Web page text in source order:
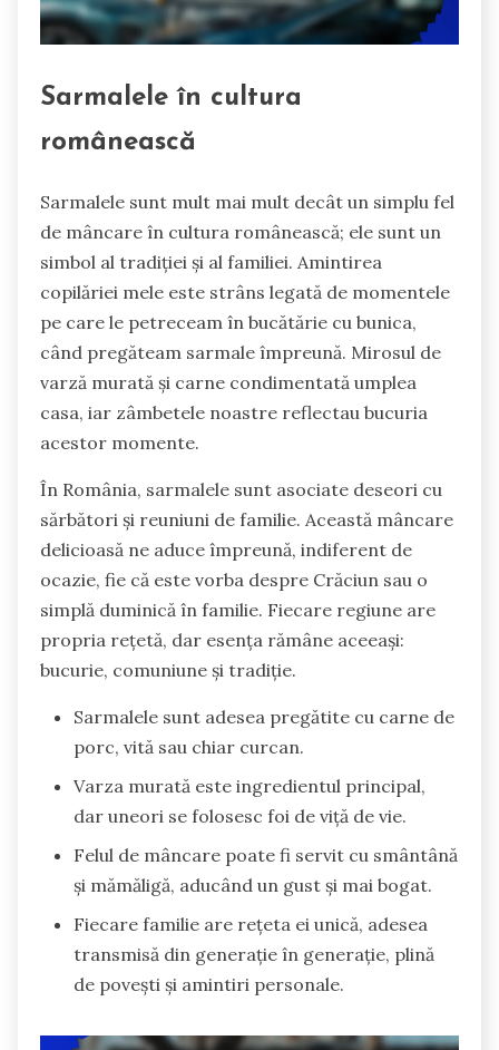
Sarmalele în cultura
românească
Sarmalele sunt mult mai mult decât un simplu fel
de mâncare în cultura românească; ele sunt un
simbol al tradiției și al familiei. Amintirea
copilăriei mele este strâns legată de momentele
pe care le petreceam în bucătărie cu bunica,
când pregăteam sarmale împreună. Mirosul de
varză murată și carne condimentată umplea
casa, iar zâmbetele noastre reflectau bucuria
acestor momente.
În România, sarmalele sunt asociate deseori cu
sărbători și reuniuni de familie. Această mâncare
delicioasă ne aduce împreună, indiferent de
ocazie, fie că este vorba despre Crăciun sau o
simplă duminică în familie. Fiecare regiune are
propria rețetă, dar esența rămâne aceeași:
bucurie, comuniune și tradiție.
Sarmalele sunt adesea pregătite cu carne de
porc, vită sau chiar curcan.
Varza murată este ingredientul principal,
dar uneori se folosesc foi de viță de vie.
Felul de mâncare poate fi servit cu smântână
și mămăligă, aducând un gust și mai bogat.
Fiecare familie are rețeta ei unică, adesea
transmisă din generație în generație, plină
de povești și amintiri personale.